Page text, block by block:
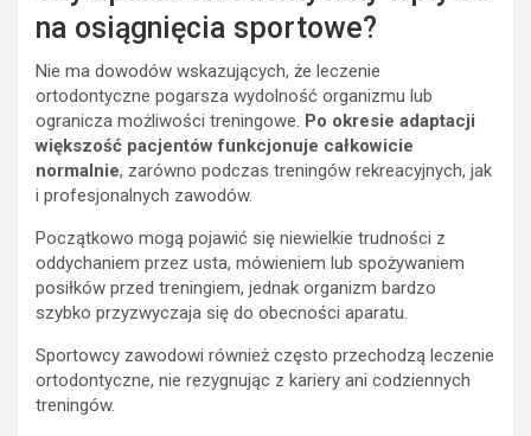
na osiągnięcia sportowe?
Nie ma dowodów wskazujących, że leczenie
ortodontyczne pogarsza wydolność organizmu lub
ogranicza możliwości treningowe. Po okresie adaptacji
większość pacjentów funkcjonuje całkowicie
normalnie, zarówno podczas treningów rekreacyjnych, jak
i profesjonalnych zawodów.
Początkowo mogą pojawić się niewielkie trudności z
oddychaniem przez usta, mówieniem lub spożywaniem
posiłków przed treningiem, jednak organizm bardzo
szybko przyzwyczaja się do obecności aparatu.
Sportowcy zawodowi również często przechodzą leczenie
ortodontyczne, nie rezygnując z kariery ani codziennych
treningów.